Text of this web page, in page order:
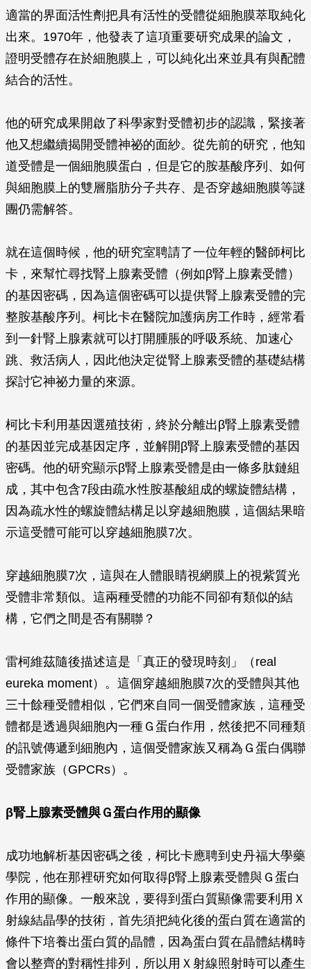
適當的界面活性劑把具有活性的受體從細胞膜萃取純化
出來。1970年，他發表了這項重要研究成果的論文，
證明受體存在於細胞膜上，可以純化出來並具有與配體
結合的活性。
他的研究成果開啟了科學家對受體初步的認識，緊接著
他又想繼續揭開受體神祕的面紗。從先前的研究，他知
道受體是一個細胞膜蛋白，但是它的胺基酸序列、如何
與細胞膜上的雙層脂肪分子共存、是否穿越細胞膜等謎
團仍需解答。
就在這個時候，他的研究室聘請了一位年輕的醫師柯比
卡，來幫忙尋找腎上腺素受體（例如β腎上腺素受體）
的基因密碼，因為這個密碼可以提供腎上腺素受體的完
整胺基酸序列。柯比卡在醫院加護病房工作時，經常看
到一針腎上腺素就可以打開腫脹的呼吸系統、加速心
跳、救活病人，因此他決定從腎上腺素受體的基礎結構
探討它神祕力量的來源。
柯比卡利用基因選殖技術，終於分離出β腎上腺素受體
的基因並完成基因定序，並解開β腎上腺素受體的基因
密碼。他的研究顯示β腎上腺素受體是由一條多肽鏈組
成，其中包含7段由疏水性胺基酸組成的螺旋體結構，
因為疏水性的螺旋體結構足以穿越細胞膜，這個結果暗
示這受體可能可以穿越細胞膜7次。
穿越細胞膜7次，這與在人體眼睛視網膜上的視紫質光
受體非常類似。這兩種受體的功能不同卻有類似的結
構，它們之間是否有關聯？
雷柯維茲隨後描述這是「真正的發現時刻」（real
eureka moment）。這個穿越細胞膜7次的受體與其他
三十餘種受體相似，它們來自同一個受體家族，這種受
體都是透過與細胞內一種Ｇ蛋白作用，然後把不同種類
的訊號傳遞到細胞內，這個受體家族又稱為Ｇ蛋白偶聯
受體家族（GPCRs）。
β腎上腺素受體與Ｇ蛋白作用的顯像
成功地解析基因密碼之後，柯比卡應聘到史丹福大學藥
學院，他在那裡研究如何取得β腎上腺素受體與Ｇ蛋白
作用的顯像。一般來說，要得到蛋白質顯像需要利用Ｘ
射線結晶學的技術，首先須把純化後的蛋白質在適當的
條件下培養出蛋白質的晶體，因為蛋白質在晶體結構時
會以整齊的對稱性排列，所以用Ｘ射線照射時可以產生